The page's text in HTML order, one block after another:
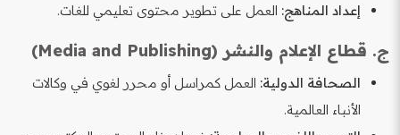
إعداد المناهج: العمل على تطوير محتوى تعليمي للغات.
ج. قطاع الإعلام والنشر (Media and Publishing)
الصحافة الدولية: العمل كمراسل أو محرر لغوي في وكالات
الأنباء العالمية.